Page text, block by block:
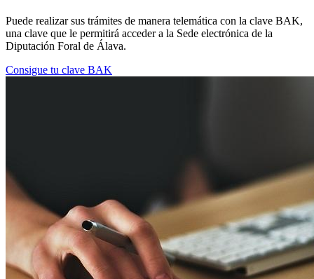
Puede realizar sus trámites de manera telemática con la clave BAK,
una clave que le permitirá acceder a la Sede electrónica de la
Diputación Foral de Álava.
Consigue tu clave BAK